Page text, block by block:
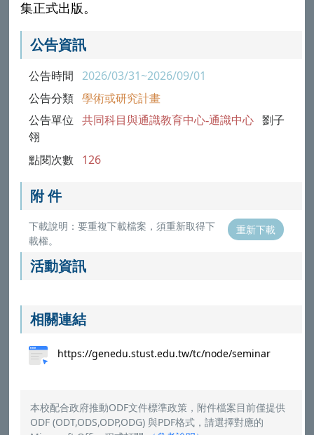
集正式出版。
公告資訊
公告時間 2026/03/31~2026/09/01
公告分類 學術或研究計畫
公告單位 共同科目與通識教育中心-通識中心
劉子
翎
點閱次數 126
附 件
下載說明：要重複下載檔案，須重新取得下
載權。
重新下載
活動資訊
相關連結
https://genedu.stust.edu.tw/tc/node/seminar
本校配合政府推動ODF文件標準政策，附件檔案目前僅提供
ODF (ODT,ODS,ODP,ODG) 與PDF格式，請選擇對應的